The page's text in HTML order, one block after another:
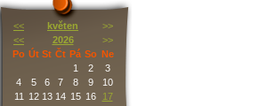
<< květen
>>
<<
2026
>>
Po Út St Čt Pá So Ne
1
2
3
4
5 6 7 8 9
10
11
12 13 14 15 16
17